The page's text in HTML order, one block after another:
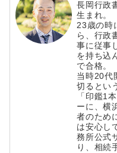
長岡行政
生まれ。
23歳の時
ら、行政
事に従事
を持ち込
で合格。
当時20代
切るとい
「印鑑1
ーに、横
者のため
は安心し
務所公式
り、相続